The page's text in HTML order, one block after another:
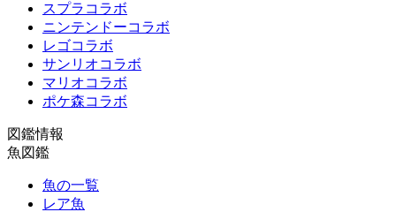
スプラコラボ
ニンテンドーコラボ
レゴコラボ
サンリオコラボ
マリオコラボ
ポケ森コラボ
図鑑情報
魚図鑑
魚の一覧
レア魚